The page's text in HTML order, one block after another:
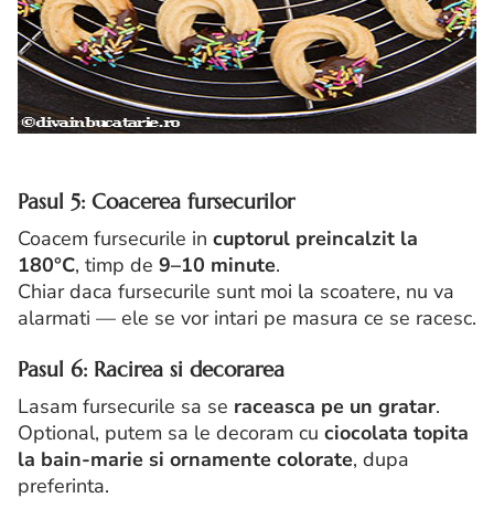
Pasul 5: Coacerea fursecurilor
Coacem fursecurile in cuptorul preincalzit la
180°C, timp de 9–10 minute.
Chiar daca fursecurile sunt moi la scoatere, nu va
alarmati — ele se vor intari pe masura ce se racesc.
Pasul 6: Racirea si decorarea
Lasam fursecurile sa se raceasca pe un gratar.
Optional, putem sa le decoram cu ciocolata topita
la bain-marie si ornamente colorate, dupa
preferinta.